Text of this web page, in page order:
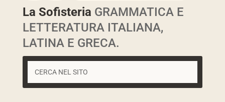
La Sofisteria GRAMMATICA E
LETTERATURA ITALIANA,
LATINA E GRECA.